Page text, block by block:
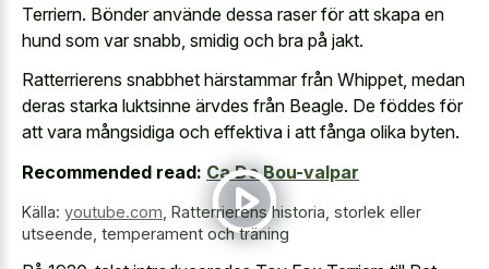
Terriern. Bönder använde dessa raser för att skapa en
hund som var snabb, smidig och bra på jakt.
Ratterrierens snabbhet härstammar från Whippet, medan
deras starka luktsinne ärvdes från Beagle. De föddes för
att vara mångsidiga och effektiva i att fånga olika byten.
Recommended read: Ca De Bou-valpar
Källa: youtube.com Ratterrierens historia, storlek eller
utseende, temperament och träning